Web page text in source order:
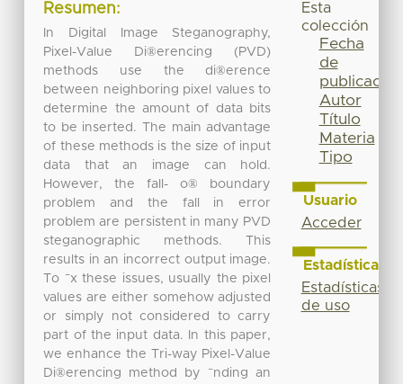
Resumen:
In Digital Image Steganography,
Pixel-Value Di®erencing (PVD)
methods use the di®erence
between neighboring pixel values to
determine the amount of data bits
to be inserted. The main advantage
of these methods is the size of input
data that an image can hold.
However, the fall- o® boundary
problem and the fall in error
problem are persistent in many PVD
steganographic methods. This
results in an incorrect output image.
To ¯x these issues, usually the pixel
values are either somehow adjusted
or simply not considered to carry
part of the input data. In this paper,
we enhance the Tri-way Pixel-Value
Di®erencing method by ¯nding an
Esta
colección
Fecha
de
publicación
Autor
Título
Materia
Tipo
Usuario
Acceder
Estadísticas
Estadísticas
de uso